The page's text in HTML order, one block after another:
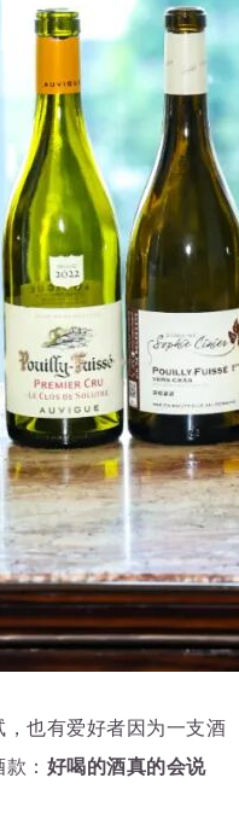
搜索
搜索
搜索
也有爱好者因为一支酒
： 好喝的酒真的会说